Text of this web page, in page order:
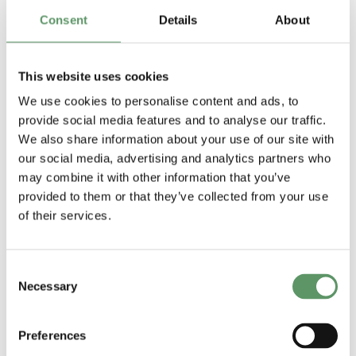
Consent Details About
This website uses cookies
We use cookies to personalise content and ads, to
provide social media features and to analyse our traffic.
We also share information about your use of our site with
our social media, advertising and analytics partners who
may combine it with other information that you’ve
provided to them or that they’ve collected from your use
of their services.
Selection
Necessary
Preferences
10.30 Præsentation af
værktøj udviklet i HarvRESt projektet,
11.05 Værdien af afgasset
biomasse, Lars Villadsgaard Toft,
SEGES
11.35 Frokost
12.30 Enerigplanlægning for
planlægning af vedvarende energi,